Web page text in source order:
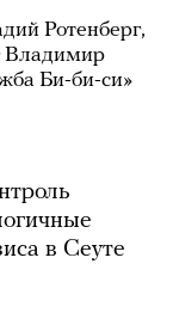
Ротенберг,
Владимир
Би-би-си»
в Сеуте